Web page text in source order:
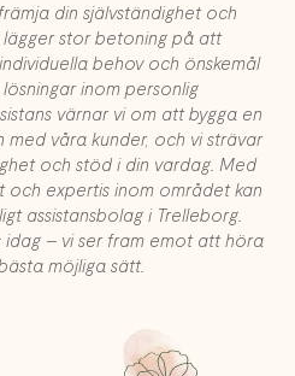
din självständighet och
stor betoning på att
behov och önskemål
inom personlig
värnar vi om att bygga en
våra kunder, och vi strävar
och stöd i din vardag. Med
expertis inom området kan
assistansbolag i Trelleborg.
idag – vi ser fram emot att höra
möjliga sätt.